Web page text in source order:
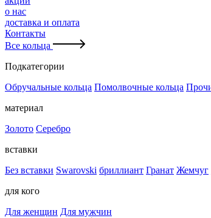
о нас
доставка и оплата
Контакты
Все кольца
Подкатегории
Обручальные кольца Помолвочные кольца
материал
Золото Серебро
вставки
Без вставки Swarovski бриллиант Гранат Жемчуг
для кого
Для женщин Для мужчин